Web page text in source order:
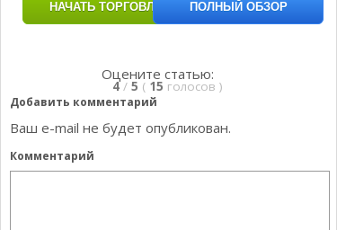
НАЧАТЬ ТОРГОВЛЮ ПОЛНЫЙ ОБЗОР
Оцените статью:
4 / 5 ( 15 голосов )
Добавить комментарий
Ваш e-mail не будет опубликован.
Комментарий